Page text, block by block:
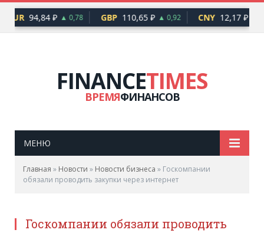
EUR 94,84 ₽ ▲ 0,78 GBP 110,65 ₽ ▲ 0,92 CNY 12,17 ₽
FINANCETIMES
ВРЕМЯФИНАНСОВ
МЕНЮ
Главная » Новости » Новости бизнеса » Госкомпании
обязали проводить закупки через интернет
Госкомпании обязали проводить